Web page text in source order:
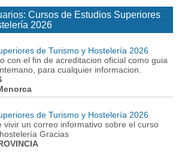
Cursos de Estudios Superiores
2026
de Turismo y Hostelería 2026
con el fin de acreditacion oficial como guia
para cualquier informacion.
de Turismo y Hostelería 2026
vivir un correo informativo sobre el curso
Gracias